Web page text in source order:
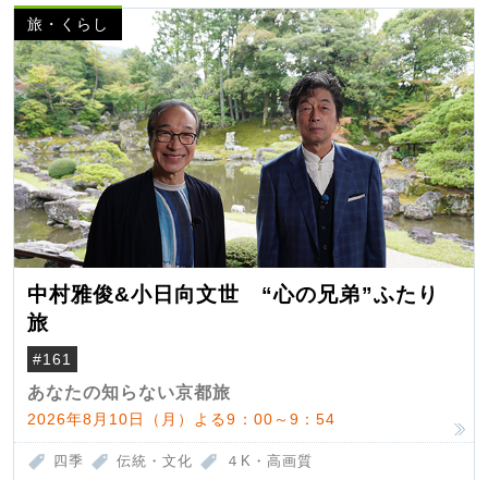
旅・くらし
中村雅俊&小日向文世 “心の兄弟”ふたり
旅
#161
あなたの知らない京都旅
2026年8月10日（月）よる9：00～9：54
四季 伝統・文化 ４K・高画質